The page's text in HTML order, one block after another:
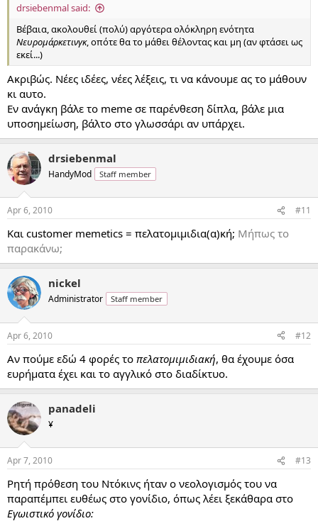
drsiebenmal said:
Βέβαια, ακολουθεί (πολύ) αργότερα ολόκληρη ενότητα
Νευρομάρκετινγκ, οπότε θα το μάθει θέλοντας και μη (αν φτάσει ως
εκεί...)
Ακριβώς. Νέες ιδέες, νέες λέξεις, τι να κάνουμε ας το μάθουν
κι αυτο.
Εν ανάγκη βάλε το meme σε παρένθεση δίπλα, βάλε μια
υποσημείωση, βάλτο στο γλωσσάρι αν υπάρχει.
drsiebenmal
HandyMod Staff member
Apr 6, 2010 #11
Και customer memetics = πελατομιμιδια(α)κή; Μήπως το
παρακάνω;
nickel
Administrator Staff member
Apr 6, 2010 #12
Αν πούμε εδώ 4 φορές το πελατομιμιδιακή, θα έχουμε όσα
ευρήματα έχει και το αγγλικό στο διαδίκτυο.
panadeli
¥
Apr 7, 2010 #13
Ρητή πρόθεση του Ντόκινς ήταν ο νεολογισμός του να
παραπέμπει ευθέως στο γονίδιο, όπως λέει ξεκάθαρα στο
Εγωιστικό γονίδιο: